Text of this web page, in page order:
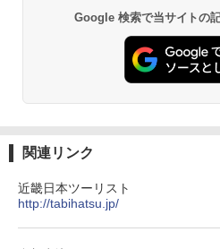
Google 検索で当サイトの
関連リンク
近畿日本ツーリスト
http://tabihatsu.jp/